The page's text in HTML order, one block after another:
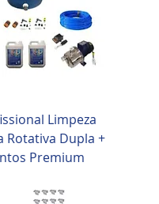
Limpeza
Rotativa Dupla +
Premium